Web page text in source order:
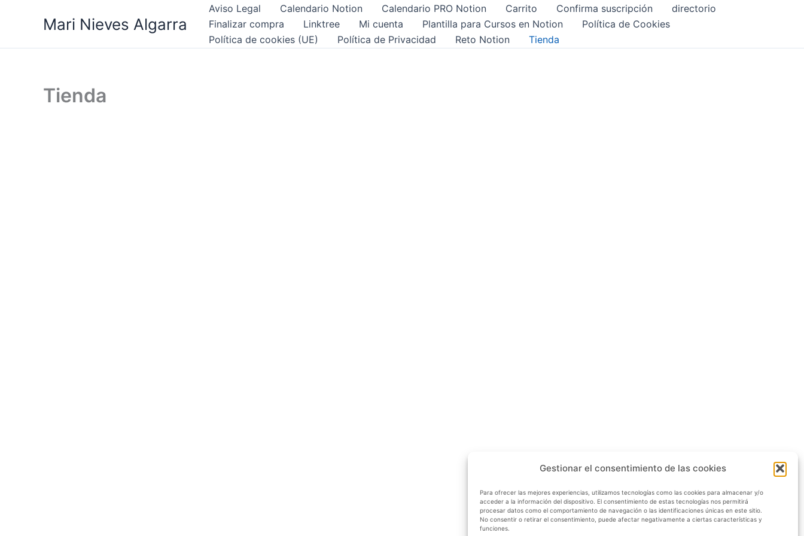
Gestionar el consentimiento de las cookies
Para ofrecer las mejores experiencias, utilizamos tecnologías como las cookies para almacenar y/o
acceder a la información del dispositivo. El consentimiento de estas tecnologías nos permitirá
procesar datos como el comportamiento de navegación o las identificaciones únicas en este sitio.
No consentir o retirar el consentimiento, puede afectar negativamente a ciertas características y
funciones.
Mari Nieves Algarra
Aviso Legal Calendario Notion Calendario PRO Notion Carrito Confirma suscripción
directorio
Finalizar compra
Linktree Mi cuenta Plantilla para Cursos en Notion
Política de Cookies
Política de cookies (UE)
Política de Privacidad Reto Notion Tienda
Tienda